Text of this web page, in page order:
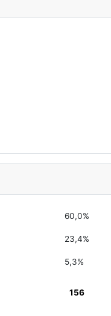
60,0%
23,4%
5,3%
156